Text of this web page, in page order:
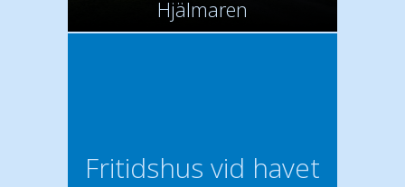
Hjälmaren
Fritidshus vid havet